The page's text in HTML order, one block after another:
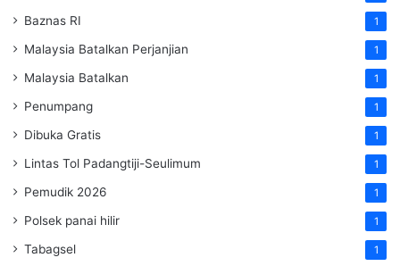
Baznas RI 1
Malaysia Batalkan Perjanjian 1
Malaysia Batalkan 1
Penumpang 1
Dibuka Gratis 1
Lintas Tol Padangtiji-Seulimum 1
Pemudik 2026 1
Polsek panai hilir 1
Tabagsel 1